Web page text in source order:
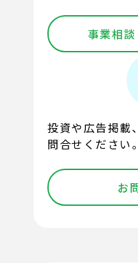
事業相
投資や広告掲載
問合せください。
お